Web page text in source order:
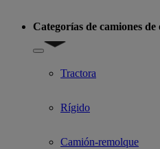
Categorías de camiones de
Show submenu for Categorías
Tractora
Rígido
Camión-remolque